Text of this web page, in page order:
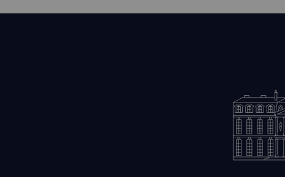
l'architecture d'aujourd'hui. Une sorte
voudrais pas parler de croissance zéro,
pas être simplement d'accroître. Elle
pas d'avoir toujours un quartier de plus £
êtes ici les élus, qui par nécessité
population, des transferts de vie